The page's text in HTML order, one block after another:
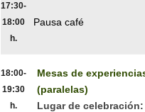
17:30-
18:00
h.
Pausa café
18:00-
19:30
h.
Mesas de
(paralelas)
Lugar de celebración: